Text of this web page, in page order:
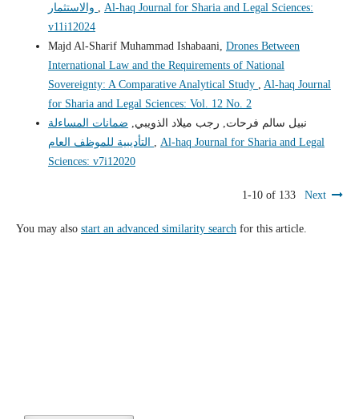
Al-haq Journal for Sharia and Legal Sciences:
v11i12024
Majd Al-Sharif Muhammad Ishabaani, Drones Between
International Law and the Requirements of National
Sovereignty: A Comparative Analytical Study
Al-haq Journal
for Sharia and Legal Sciences: Vol. 12 No. 2
نبيل سالم فرحات, رجب ميلاد الذويبي, ضمانات المساءلة
Al-haq Journal for Sharia and Legal
Sciences: v7i12020
1-10 of 133 Next
You may also start an advanced similarity search for this article.